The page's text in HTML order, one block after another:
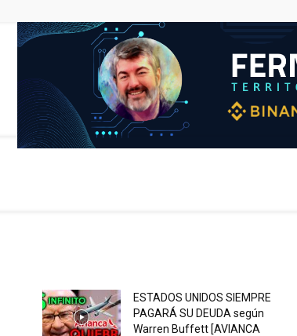
ESTADOS UNIDOS SIEMPRE
PAGARÁ SU DEUDA según
Warren Buffett [AVIANCA